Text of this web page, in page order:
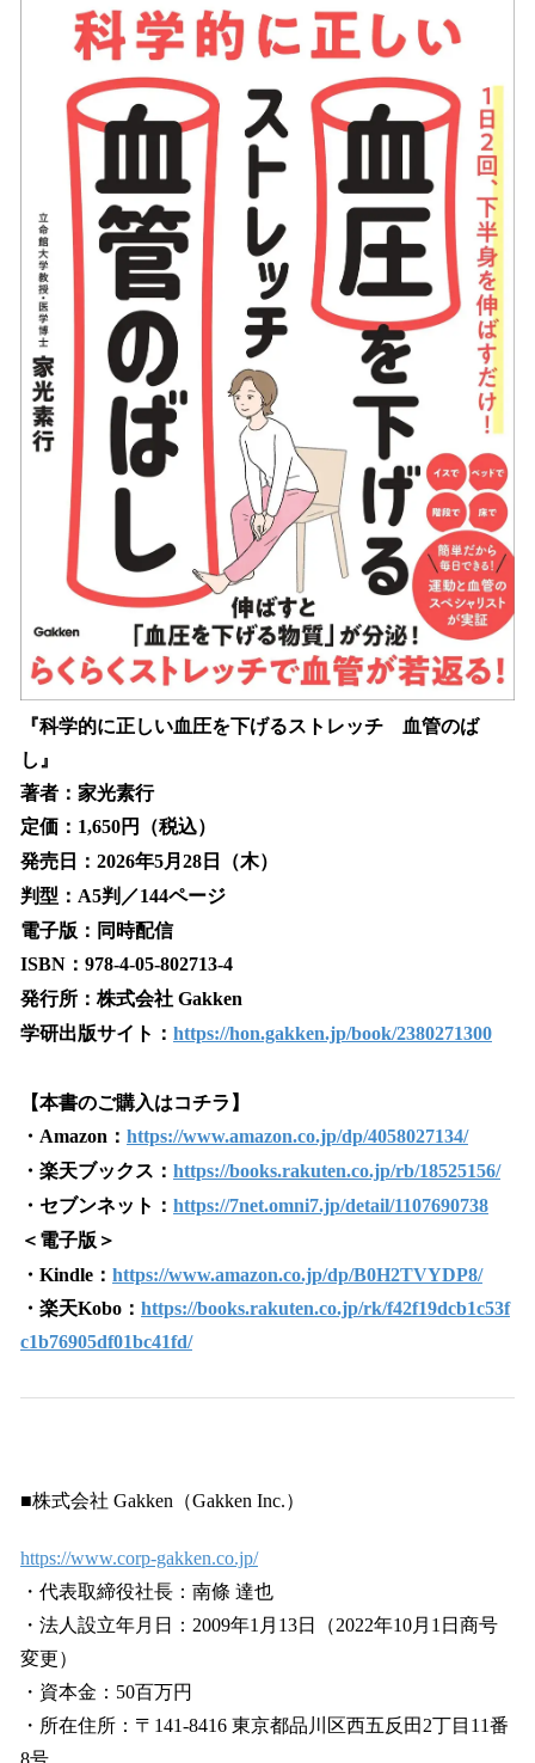
『科学的に正しい血圧を下げるストレッチ 血管のば
し』
著者：家光素行
定価：1,650円（税込）
発売日：2026年5月28日（木）
判型：A5判／144ページ
電子版：同時配信
ISBN：978-4-05-802713-4
発行所：株式会社 Gakken
学研出版サイト： https://hon.gakken.jp/book/2380271300
【本書のご購入はコチラ】
・Amazon： https://www.amazon.co.jp/dp/4058027134/
・楽天ブックス： https://books.rakuten.co.jp/rb/18525156/
・セブンネット： https://7net.omni7.jp/detail/1107690738
＜電子版＞
・Kindle： https://www.amazon.co.jp/dp/B0H2TVYDP8/
・楽天Kobo： https://books.rakuten.co.jp/rk/f42f19dcb1c53f
c1b76905df01bc41fd/
■株式会社 Gakken（Gakken Inc.）
https://www.corp-gakken.co.jp/
・代表取締役社長：南條 達也
・法人設立年月日：2009年1月13日（2022年10月1日商号
変更）
・資本金：50百万円
・所在住所：〒141-8416 東京都品川区西五反田2丁目11番